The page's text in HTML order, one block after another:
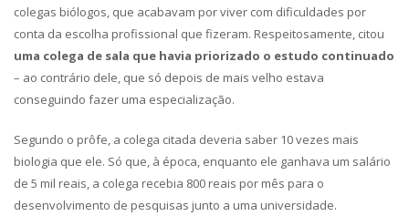
colegas biólogos, que acabavam por viver com dificuldades por
conta da escolha profissional que fizeram. Respeitosamente, citou
uma colega de sala que havia priorizado o estudo continuado
– ao contrário dele, que só depois de mais velho estava
conseguindo fazer uma especialização.
Segundo o prôfe, a colega citada deveria saber 10 vezes mais
biologia que ele. Só que, à época, enquanto ele ganhava um salário
de 5 mil reais, a colega recebia 800 reais por mês para o
desenvolvimento de pesquisas junto a uma universidade.